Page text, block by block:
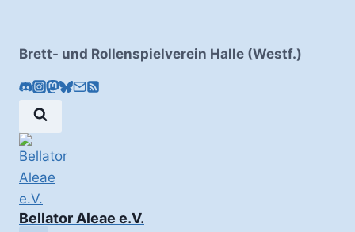
Brett- und Rollenspielverein Halle (Westf.)
Bellator Aleae e.V.